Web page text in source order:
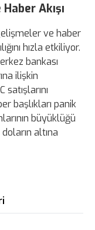
Akışı
ve haber
hızla etkiliyor.
bankası
ilişkin
başlıkları panik
büyüklüğü
altına